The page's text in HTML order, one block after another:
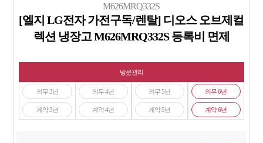
M626MRQ332S
[엘지 LG전자 가전구독/렌탈] 디오스 오브제컬
렉션 냉장고 M626MRQ332S 등록비 면제
방문관리
의무 3년
계약 3년
의무 4년
계약 4년
의무 5년
계약 5년
의무 6년
계약 6년